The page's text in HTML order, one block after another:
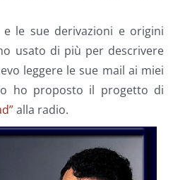
e le sue derivazioni e origini
usato di più per descrivere
leggere le sue mail ai miei
ho proposto il progetto di
alla radio.